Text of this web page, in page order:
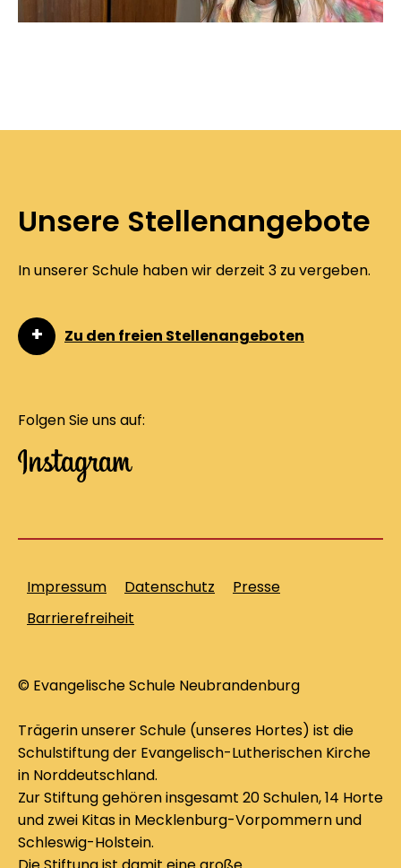
Unsere Stellenangebote
In unserer Schule haben wir derzeit 3 zu vergeben.
Zu den freien Stellenangeboten
Folgen Sie uns auf:
© Evangelische Schule Neubrandenburg
Trägerin unserer Schule (unseres Hortes) ist die
Schulstiftung der Evangelisch-Lutherischen Kirche
in Norddeutschland.
Zur Stiftung gehören insgesamt 20 Schulen, 14 Horte
und zwei Kitas in Mecklenburg-Vorpommern und
Schleswig-Holstein.
Impressum Datenschutz
Presse
Barrierefreiheit